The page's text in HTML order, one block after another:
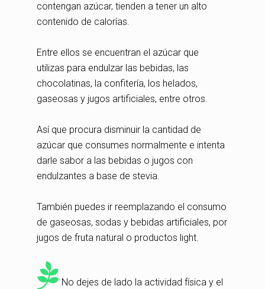
contengan azúcar, tienden a tener un alto
contenido de calorías.
Entre ellos se encuentran el azúcar que
utilizas para endulzar las bebidas, las
chocolatinas, la confitería, los helados,
gaseosas y jugos artificiales, entre otros.
Así que procura disminuir la cantidad de
azúcar que consumes normalmente e intenta
darle sabor a las bebidas o jugos con
endulzantes a base de stevia.
También puedes ir reemplazando el consumo
de gaseosas, sodas y bebidas artificiales, por
jugos de fruta natural o productos light.
No dejes de lado la actividad física y el